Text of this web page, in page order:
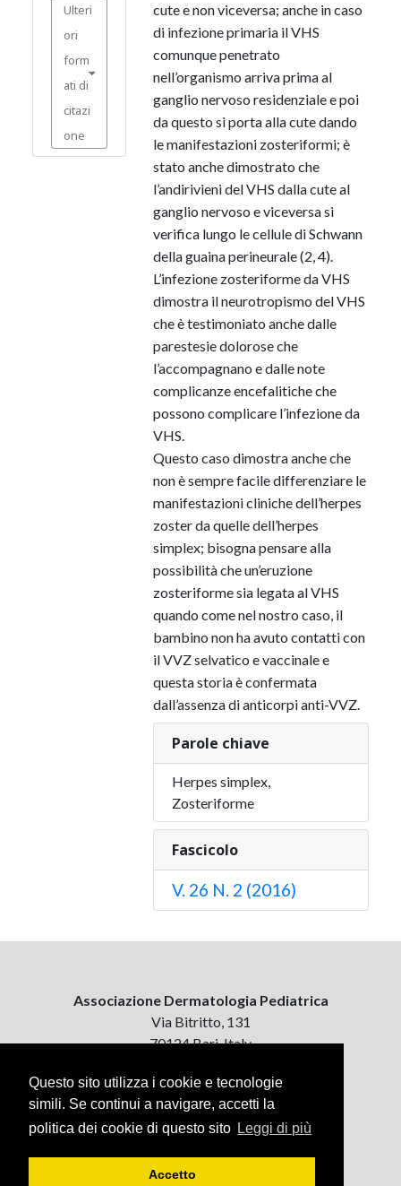
Questo sito utilizza i cookie e tecnologie
simili. Se continui a navigare, accetti la
politica dei cookie di questo sito Leggi di più
Accetto
Ulteri
ori
form
ati di
citazi
one
cute e non viceversa; anche in caso
di infezione primaria il VHS
comunque penetrato
nell’organismo arriva prima al
ganglio nervoso residenziale e poi
da questo si porta alla cute dando
le manifestazioni zosteriformi; è
stato anche dimostrato che
l’andirivieni del VHS dalla cute al
ganglio nervoso e viceversa si
verifica lungo le cellule di Schwann
della guaina perineurale (2, 4).
L’infezione zosteriforme da VHS
dimostra il neurotropismo del VHS
che è testimoniato anche dalle
parestesie dolorose che
l’accompagnano e dalle note
complicanze encefalitiche che
possono complicare l’infezione da
VHS.
Questo caso dimostra anche che
non è sempre facile differenziare le
manifestazioni cliniche dell’herpes
zoster da quelle dell’herpes
simplex; bisogna pensare alla
possibilità che un’eruzione
zosteriforme sia legata al VHS
quando come nel nostro caso, il
bambino non ha avuto contatti con
il VVZ selvatico e vaccinale e
questa storia è confermata
dall’assenza di anticorpi anti-VVZ.
Parole chiave
Herpes simplex,
Zosteriforme
Fascicolo
V. 26 N. 2 (2016)
Associazione Dermatologia Pediatrica
Via Bitritto, 131
70124 Bari, Italy
Contattaci
ejpd@dermatologiapediatrica.com
+39 080 5061485 (pomeriggio)